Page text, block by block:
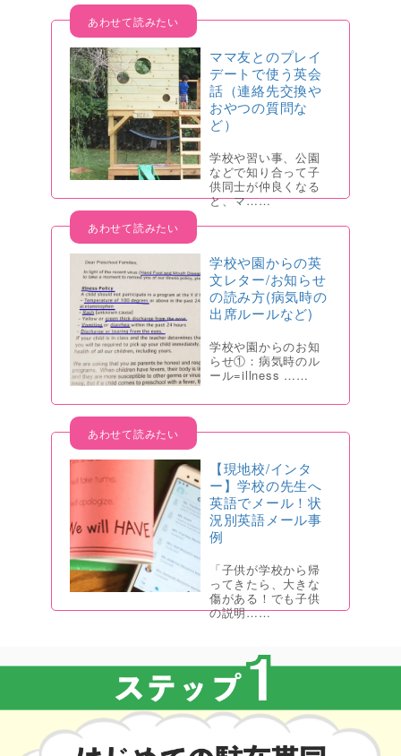
ママ友とのプレイ
デートで使う英会
話（連絡先交換や
おやつの質問な
ど）
学校や習い事、公園
などで知り合って子
供同士が仲良くなる
と、マ……
学校や園からの英
文レター/お知らせ
の読み方(病気時の
出席ルールなど)
学校や園からのお知
らせ①：病気時のル
ール=illness ……
【現地校/インタ
ー】学校の先生へ
英語でメール！状
況別英語メール事
例
「子供が学校から帰
ってきたら、大きな
傷がある！でも子供
の説明……